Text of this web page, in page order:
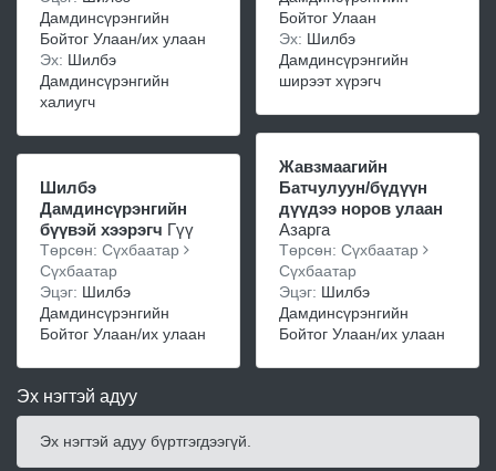
Дамдинсүрэнгийн
Бойтог Улаан/их улаан
Эх: Шилбэ
Дамдинсүрэнгийн
халиугч
Шилбэ
Дамдинсүрэнгийн
бүүвэй хээрэгч Гүү
Төрсөн: Сүхбаатар
Сүхбаатар
Эцэг: Шилбэ
Дамдинсүрэнгийн
Бойтог Улаан/их улаан
Бойтог Улаан
Эх: Шилбэ
Дамдинсүрэнгийн
ширээт хүрэгч
Жавзмаагийн
Батчулуун/бүдүүн
дүүдээ норов улаан
Азарга
Төрсөн: Сүхбаатар
Сүхбаатар
Эцэг: Шилбэ
Дамдинсүрэнгийн
Бойтог Улаан/их улаан
Эх нэгтэй адуу
Эх нэгтэй адуу бүртгэгдээгүй.